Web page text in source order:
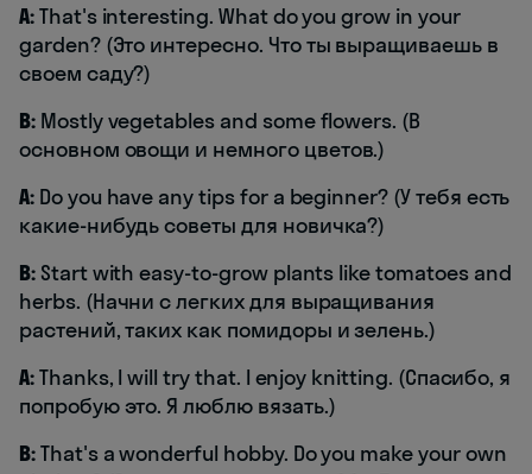
A:That's interesting. What do you grow in your
garden? (Это интересно. Что ты выращиваешь в
своем саду?)
B:Mostly vegetables and some flowers. (В
основном овощи и немного цветов.)
A:Do you have any tips for a beginner? (У тебя есть
какие-нибудь советы для новичка?)
B:Start with easy-to-grow plants like tomatoes and
herbs. (Начни с легких для выращивания
растений, таких как помидоры и зелень.)
A:Thanks, I will try that. I enjoy knitting. (Спасибо, я
попробую это. Я люблю вязать.)
B:That's a wonderful hobby. Do you make your own